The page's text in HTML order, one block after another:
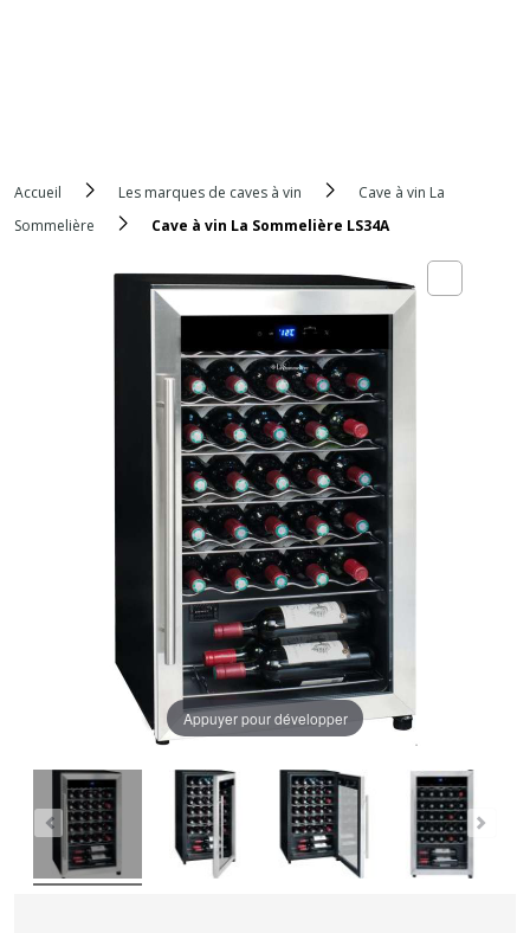
Accueil Les marques de caves à vin
Cave à vin La
Sommelière
Cave à vin La Sommelière LS34A
Appuyer pour développer